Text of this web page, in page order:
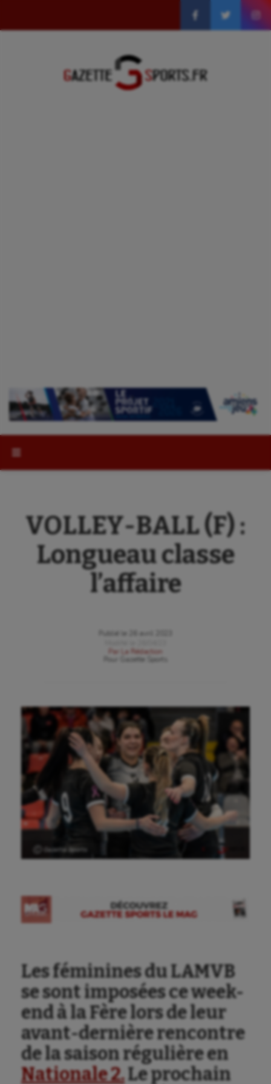
VOLLEY-BALL (F) :
Longueau classe
l’affaire
Publié le
26 avril 2023
Par
La Rédaction
Gazette Sports
Ⓒ Gazette Sports
Les féminines du LAMVB
se sont imposées ce week-
end à la Fère lors de leur
avant-dernière rencontre
de la saison régulière en
Nationale 2. Le prochain